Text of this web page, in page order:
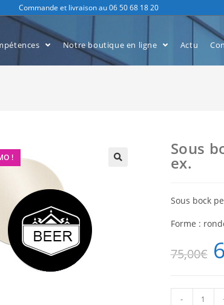
Commande et livraison au 06 50 68 18 20
Notre boutique en ligne Actu
! Sous
ex.
Sous bock
Forme :
75,00€
-